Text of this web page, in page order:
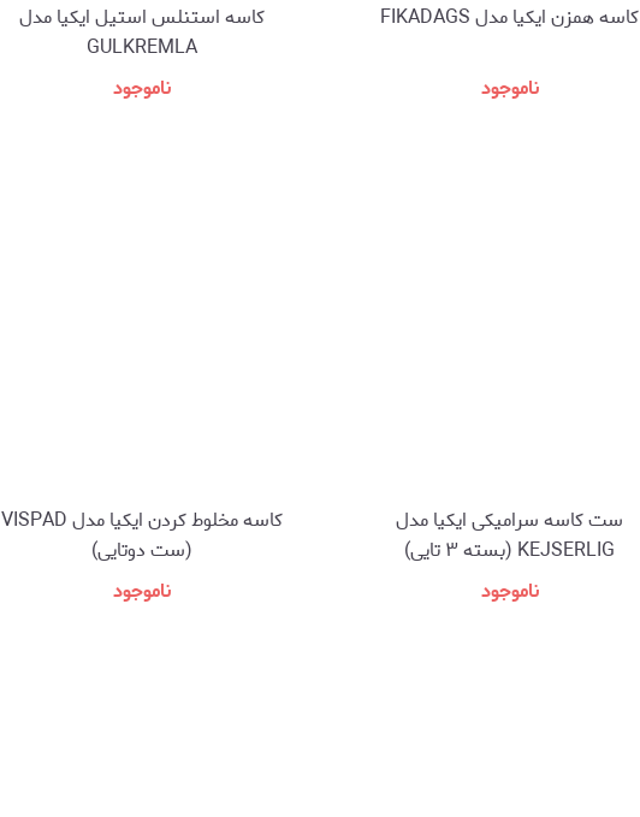
کاسه همزن ایکیا مدل FIKADAGS
ناموجود
کاسه استنلس استیل ایکیا مدل
GULKREMLA
ناموجود
ست کاسه سرامیکی ایکیا مدل
KEJSERLIG (بسته ۳ تایی)
ناموجود
کاسه مخلوط کردن ایکیا مدل VISPAD
(ست دوتایی)
ناموجود